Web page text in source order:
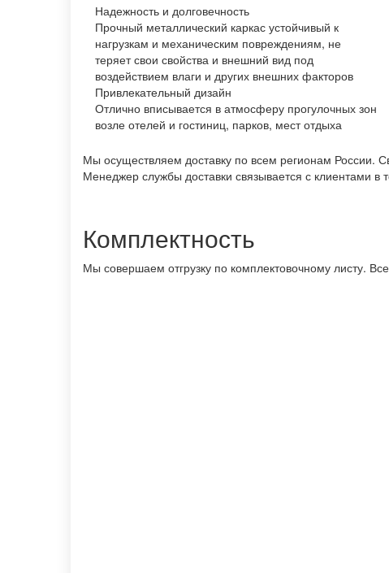
Надежность и долговечность
Прочный металлический каркас устойчивый к
нагрузкам и механическим повреждениям, не
теряет свои свойства и внешний вид под
воздействием влаги и других внешних факторов
Привлекательный дизайн
Отлично вписывается в атмосферу прогулочных зон
возле отелей и гостиниц, парков, мест отдыха
Мы осуществляем доставку по всем регионам России.
Менеджер службы доставки связывается с клиентами в
Комплектность
Мы совершаем отгрузку по комплектовочному листу.